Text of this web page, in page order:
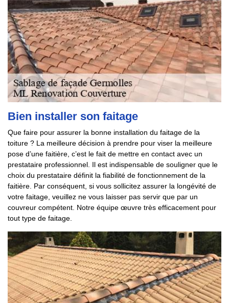
Bien installer son faitage
Que faire pour assurer la bonne installation du faitage de la
toiture ? La meilleure décision à prendre pour viser la meilleure
pose d’une faitière, c’est le fait de mettre en contact avec un
prestataire professionnel. Il est indispensable de souligner que le
choix du prestataire définit la fiabilité de fonctionnement de la
faitière. Par conséquent, si vous sollicitez assurer la longévité de
votre faitage, veuillez ne vous laisser pas servir que par un
couvreur compétent. Notre équipe œuvre très efficacement pour
tout type de faitage.